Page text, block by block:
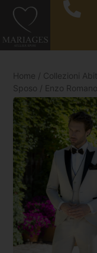
Home / Collezioni
Sposo / Enzo